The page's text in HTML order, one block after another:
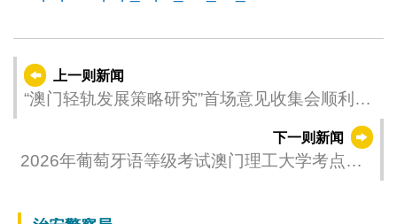
上一则新闻
“澳门轻轨发展策略研究”首场意见收集会顺利举
下一则新闻
2026年葡萄牙语等级考试澳门理工大学考点现